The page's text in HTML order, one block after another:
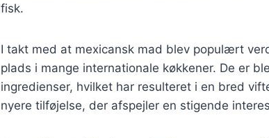
fisk.
I takt med at mexicansk mad blev populært
plads i mange internationale køkkener. De er
ingredienser, hvilket har resulteret i en bred
nyere tilføjelse, der afspejler en stigende